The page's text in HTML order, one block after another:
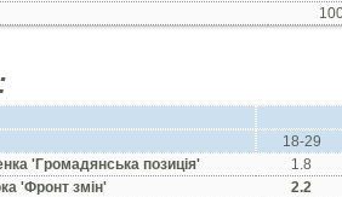
18-29
'Громадянська позицiя'
1.8
'Фронт змiн'
2.2